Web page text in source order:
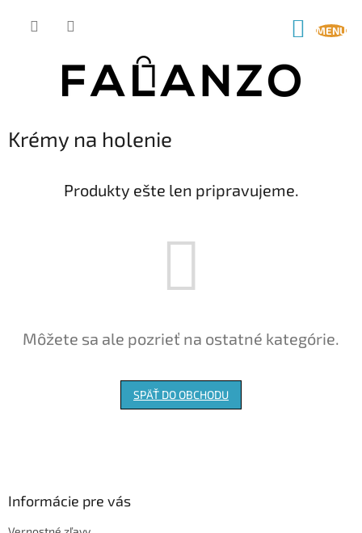
Krémy na holenie
Produkty ešte len pripravujeme.
Môžete sa ale pozrieť na ostatné kategórie.
SPÄŤ DO OBCHODU
Informácie pre vás